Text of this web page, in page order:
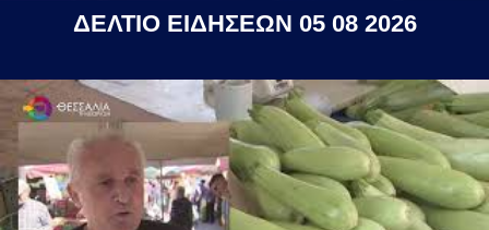
ΔΕΛΤΙΟ ΕΙΔΗΣΕΩΝ 05 08 2026